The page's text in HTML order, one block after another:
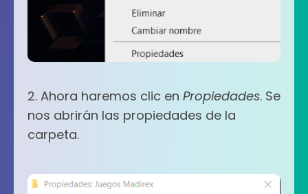
2. Ahora haremos clic en Propiedades. Se
nos abrirán las propiedades de la
carpeta.